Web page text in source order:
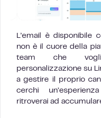
L’email è disponibile
non è il cuore della
team che
personalizzazione su
a gestire il proprio
cerchi
ritroverai ad